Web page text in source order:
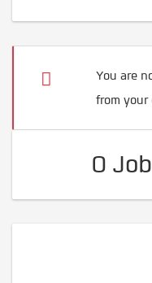
You are
from
0